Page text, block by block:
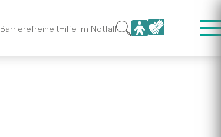
BarrierefreiheitHilfe im Notfall